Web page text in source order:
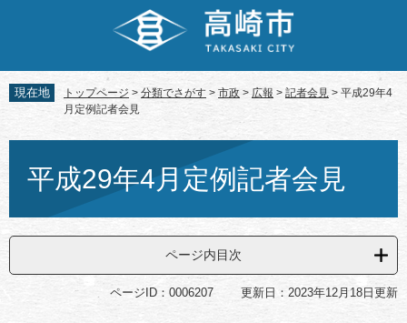
先
頭
す。
を
飛
し
へ
現在地 トップページ > 分類でさがす > 市政 > 広報 > 記者会見 > 平成29年4
月定例記者会見
平成29年4月定例記者会見
ページ内目次
ページID：0006207 更新日：2023年12月18日更新